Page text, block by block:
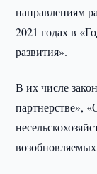
направлениям
2021 годах в
развития».
В их числе
партнерстве»,